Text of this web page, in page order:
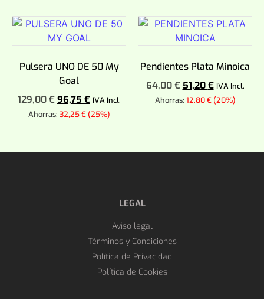
Pulsera UNO DE 50 My
Goal
129,00€ 96,75 € IVA Incl.
Ahorras: 32,25€ (25%)
Pendientes Plata Minoica
64,00€ 51,20€ IVA Incl.
Ahorras: 12,80€ (20%)
LEGAL
Aviso legal
Términos y Condiciones
Política de Privacidad
Política de Cookies